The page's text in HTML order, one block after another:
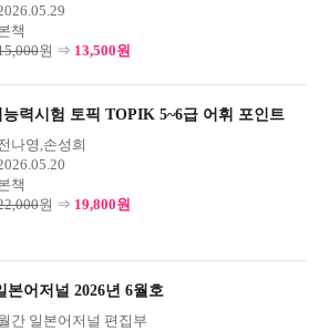
책
원 ⇒ 13,500원
능력시험 토픽 TOPIK 5~6급 어휘 포인트
나영,손성희
책
원 ⇒ 19,800원
본어저널 2026년 6월호
간 일본어저널 편집부